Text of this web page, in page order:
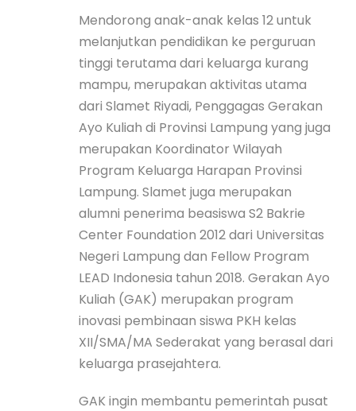
Mendorong anak-anak kelas 12 untuk
melanjutkan pendidikan ke perguruan
tinggi terutama dari keluarga kurang
mampu, merupakan aktivitas utama
dari Slamet Riyadi, Penggagas Gerakan
Ayo Kuliah di Provinsi Lampung yang juga
merupakan Koordinator Wilayah
Program Keluarga Harapan Provinsi
Lampung. Slamet juga merupakan
alumni penerima beasiswa S2 Bakrie
Center Foundation 2012 dari Universitas
Negeri Lampung dan Fellow Program
LEAD Indonesia tahun 2018. Gerakan Ayo
Kuliah (GAK) merupakan program
inovasi pembinaan siswa PKH kelas
XII/SMA/MA Sederakat yang berasal dari
keluarga prasejahtera.
GAK ingin membantu pemerintah pusat